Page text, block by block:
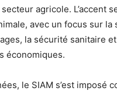
agricole. L’accent
avec un focus sur la
la sécurité sanitaire
économiques.
le SIAM s’est imposé